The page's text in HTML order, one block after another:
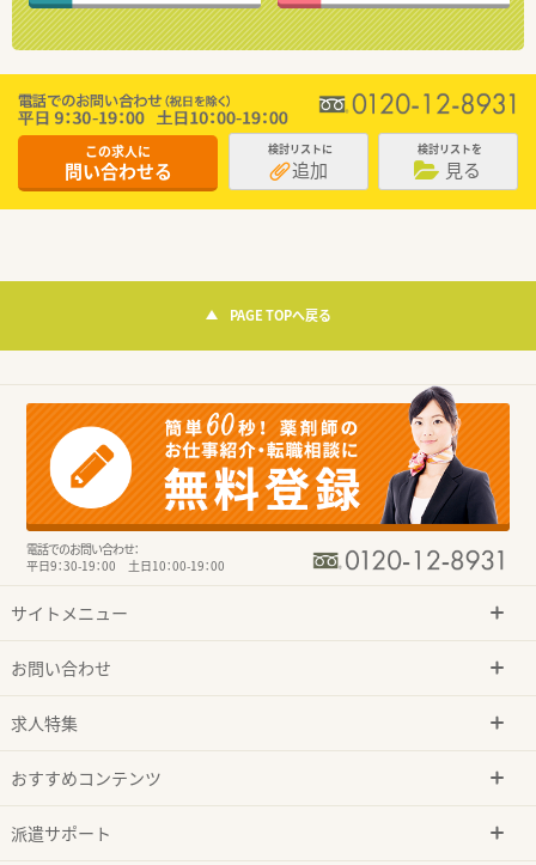
この求人に
問い合わせる
検討リストに
追加
検討リストを
見る
PAGE TOPへ戻る
電話でのお問い合わせ：
平日9：30-19：00 土日10：00-19：00
サイトメニュー
お問い合わせ
求人特集
おすすめコンテンツ
派遣サポート